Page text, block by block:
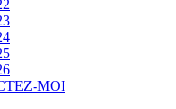
MOI